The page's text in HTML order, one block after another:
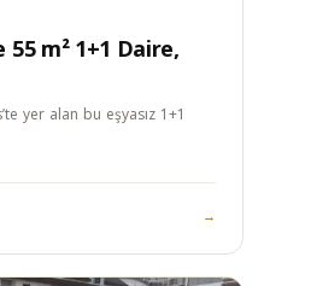
55 m² 1+1 Daire,
yer alan bu eşyasız 1+1
→